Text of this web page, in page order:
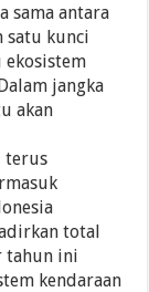
sama antara
satu kunci
jangka
akan
terus
total
tahun ini
kendaraan